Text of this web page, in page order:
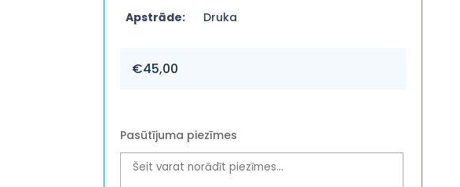
Apstrāde:
Druka
€45,00
Pasūtījuma piezīmes